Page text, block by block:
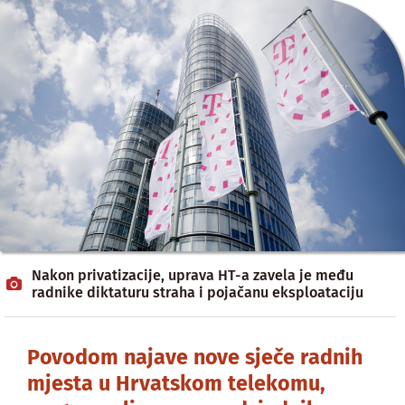
Nakon privatizacije, uprava HT-a zavela je među
radnike diktaturu straha i pojačanu eksploataciju
Povodom najave nove sječe radnih
mjesta u Hrvatskom telekomu,